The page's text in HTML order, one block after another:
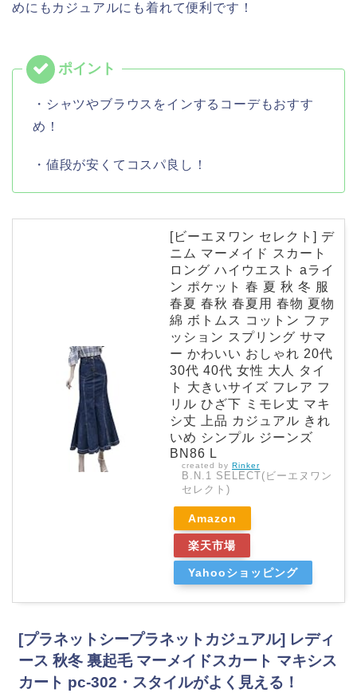
めにもカジュアルにも着れて便利です！
・シャツやブラウスをインするコーデもおすす
め！
・値段が安くてコスパ良し！
[ビーエヌワン セレクト] デ
ニム マーメイド スカート
ロング ハイウエスト aライ
ン ポケット 春 夏 秋 冬 服
春夏 春秋 春夏用 春物 夏物
綿 ボトムス コットン ファ
ッション スプリング サマ
ー かわいい おしゃれ 20代
30代 40代 女性 大人 タイ
ト 大きいサイズ フレア フ
リル ひざ下 ミモレ丈 マキ
シ丈 上品 カジュアル きれ
いめ シンプル ジーンズ
BN86 L
created by Rinker
B.N.1 SELECT(ビーエヌワン
セレクト)
Amazon
楽天市場
Yahooショッピング
[プラネットシープラネットカジュアル] レディ
ース 秋冬 裏起毛 マーメイドスカート マキシス
カート pc-302・スタイルがよく見える！